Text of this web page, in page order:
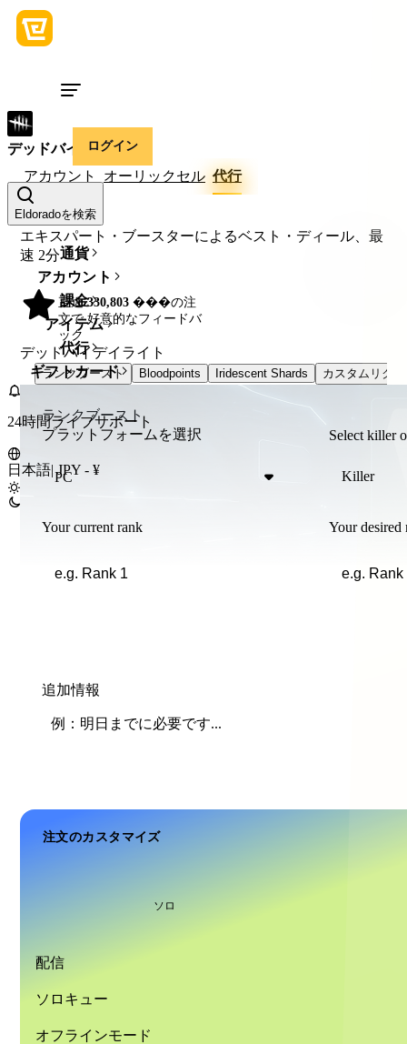
ログイン
Eldoradoを検索
通貨
アカウント
課金
アイテム
代行
ギフトカード
24時間ライブサポート
日本語|JPY - ¥
デッドバイデイライト
アカウント
オーリックセル 代行
エキスパート・ブースターによるベスト・ディール、最
速 2分
直近330,803 ���の注
文で 好意的なフィードバ
ック
デッドバイデイライト
ランクブースト Bloodpoints Iridescent Shards カスタムリク
ランクブースト
プラットフォームを選択
PC
Select killer
Killer
Your current rank Your desired
追加情報
注文のカスタマイズ
ソロ
配信
ソロキュー
オフラインモード